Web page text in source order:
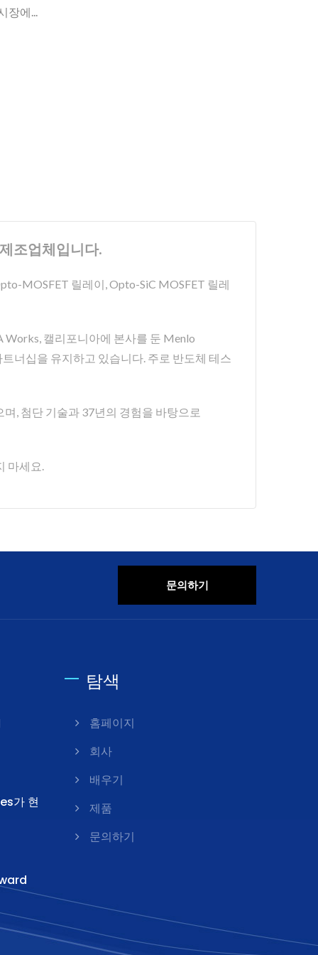
장에...
조업체입니다.
MOSFET 릴레이, Opto-SiC MOSFET 릴레
Works, 캘리포니아에 본사를 둔 Menlo
너십을 유지하고 있습니다. 주로 반도체 테스
, 첨단 기술과 37년의 경험을 바탕으로
마세요.
문의하기
가 현
탐색
홈페이지
회사
배우기
제품
문의하기